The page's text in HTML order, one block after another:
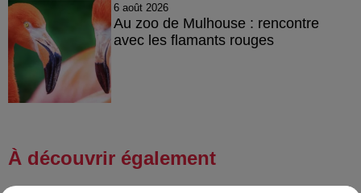
6 août 2026
Au zoo de Mulhouse : rencontre
avec les flamants rouges
À découvrir également